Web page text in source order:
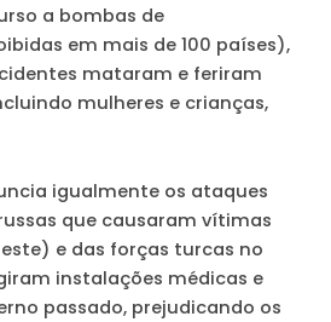
a bombas de
em mais de 100 países),
mataram e feriram
mulheres e crianças,
igualmente os ataques
que causaram vítimas
e das forças turcas no
instalações médicas e
passado, prejudicando os